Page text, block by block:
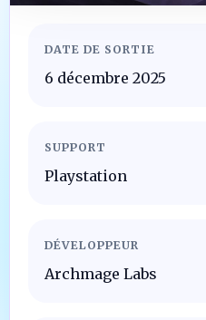
DATE DE SORTIE
6 décembre 2025
SUPPORT
Playstation
DÉVELOPPEUR
Archmage Labs